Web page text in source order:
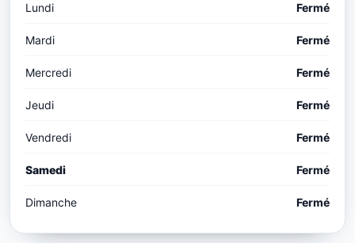
Lundi Fermé
Mardi Fermé
Mercredi Fermé
Jeudi Fermé
Vendredi Fermé
Samedi Fermé
Dimanche Fermé